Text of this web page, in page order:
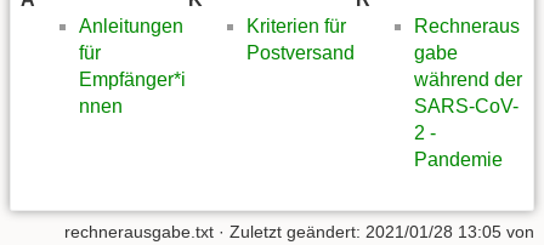
Anleitungen
für
Empfänger*i
nnen
Kriterien für
Postversand
Rechneraus
gabe
während der
SARS-CoV-
2 -
Pandemie
rechnerausgabe.txt · Zuletzt geändert: 2021/01/28 13:05 von